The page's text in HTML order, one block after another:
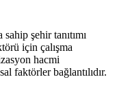
şehir tanıtımı
için çalışma
hacmi
faktörler bağlantılıdır.